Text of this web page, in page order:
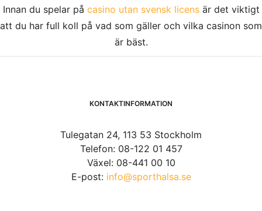
Innan du spelar på casino utan svensk licensär det viktigt
att du har full koll på vad som gäller och vilka casinon som
är bäst.
KONTAKTINFORMATION
Tulegatan 24, 113 53 Stockholm
Telefon: 08-122 01 457
Växel: 08-441 00 10
E-post: info@sporthalsa.se